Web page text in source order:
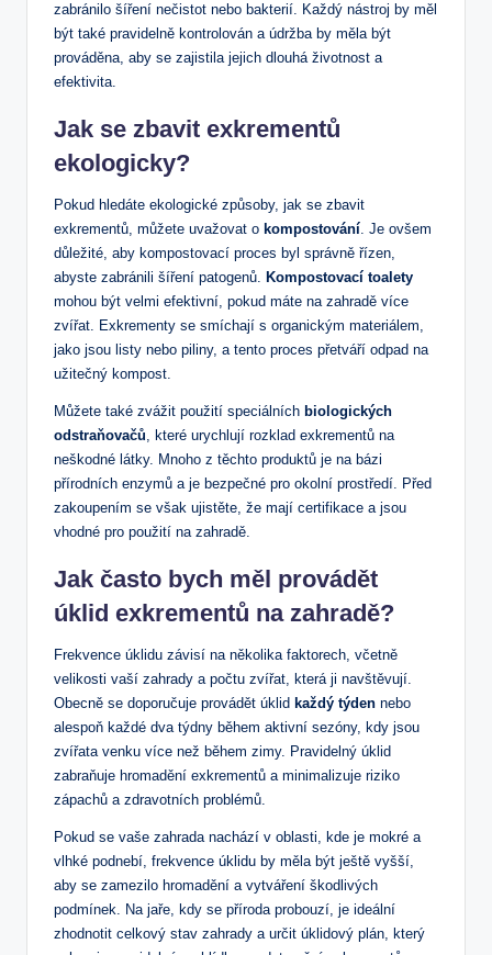
zabránilo šíření nečistot nebo bakterií. Každý nástroj by měl
být také pravidelně kontrolován a údržba by měla být
prováděna, aby se zajistila jejich dlouhá životnost a
efektivita.
Jak se zbavit exkrementů
ekologicky?
Pokud hledáte ekologické způsoby, jak se zbavit
exkrementů, můžete uvažovat o kompostování. Je ovšem
důležité, aby kompostovací proces byl správně řízen,
abyste zabránili šíření patogenů. Kompostovací toalety
mohou být velmi efektivní, pokud máte na zahradě více
zvířat. Exkrementy se smíchají s organickým materiálem,
jako jsou listy nebo piliny, a tento proces přetváří odpad na
užitečný kompost.
Můžete také zvážit použití speciálních biologických
odstraňovačů, které urychlují rozklad exkrementů na
neškodné látky. Mnoho z těchto produktů je na bázi
přírodních enzymů a je bezpečné pro okolní prostředí. Před
zakoupením se však ujistěte, že mají certifikace a jsou
vhodné pro použití na zahradě.
Jak často bych měl provádět
úklid exkrementů na zahradě?
Frekvence úklidu závisí na několika faktorech, včetně
velikosti vaší zahrady a počtu zvířat, která ji navštěvují.
Obecně se doporučuje provádět úklid každý týden nebo
alespoň každé dva týdny během aktivní sezóny, kdy jsou
zvířata venku více než během zimy. Pravidelný úklid
zabraňuje hromadění exkrementů a minimalizuje riziko
zápachů a zdravotních problémů.
Pokud se vaše zahrada nachází v oblasti, kde je mokré a
vlhké podnebí, frekvence úklidu by měla být ještě vyšší,
aby se zamezilo hromadění a vytváření škodlivých
podmínek. Na jaře, kdy se příroda probouzí, je ideální
zhodnotit celkový stav zahrady a určit úklidový plán, který